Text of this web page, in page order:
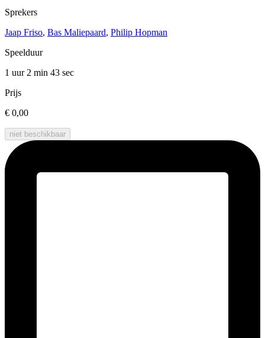
Sprekers
Jaap Friso, Bas Maliepaard, Philip Hopman
Speelduur
1 uur 2 min 43 sec
Prijs
€ 0,00
niet beschikbaar